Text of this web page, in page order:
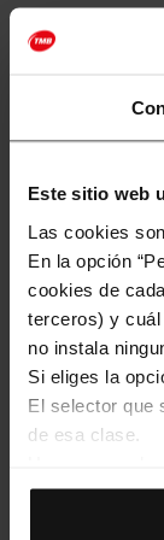
Este sitio web
Las cookies
En la opción
cookies de
terceros) y cuál
no instala
Si eliges la
El selector que
de esa clase.
de la tipología
permiten